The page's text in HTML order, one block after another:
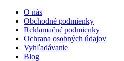
O nás
Obchodné podmienky
Reklamačné podmienky
Ochrana osobných údajov
Vyhľadávanie
Blog